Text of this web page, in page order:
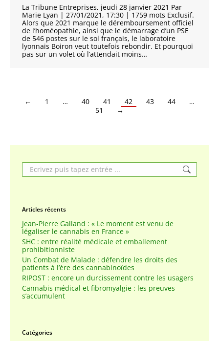
La Tribune Entreprises, jeudi 28 janvier 2021 Par
Marie Lyan | 27/01/2021, 17:30 | 1759 mots Exclusif.
Alors que 2021 marque le déremboursement officiel
de l’homéopathie, ainsi que le démarrage d’un PSE
de 546 postes sur le sol français, le laboratoire
lyonnais Boiron veut toutefois rebondir. Et pourquoi
pas sur un volet où l’attendait moins…
← 1 … 40 41 42 43 44
…
51
→
Search:
Articles récents
Jean-Pierre Galland : « Le moment est venu de
légaliser le cannabis en France »
SHC : entre réalité médicale et emballement
prohibitionniste
Un Combat de Malade : défendre les droits des
patients à l’ère des cannabinoïdes
RIPOST : encore un durcissement contre les usagers
Cannabis médical et fibromyalgie : les preuves
s’accumulent
Catégories